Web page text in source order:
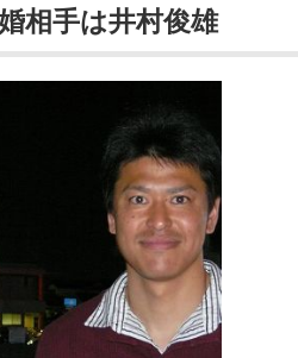
相手は井村俊雄